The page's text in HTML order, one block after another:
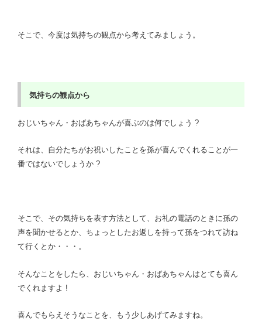
そこで、今度は気持ちの観点から考えてみましょう。
気持ちの観点から
おじいちゃん・おばあちゃんが喜ぶのは何でしょう ?
それは、自分たちがお祝いしたことを孫が喜んでくれることが一
番ではないでしょうか ?
そこで、その気持ちを表す方法として、お礼の電話のときに孫の
声を聞かせるとか、ちょっとしたお返しを持って孫をつれて訪ね
て行くとか・・・。
そんなことをしたら、おじいちゃん・おばあちゃんはとても喜ん
でくれますよ !
喜んでもらえそうなことを、もう少しあげてみますね。